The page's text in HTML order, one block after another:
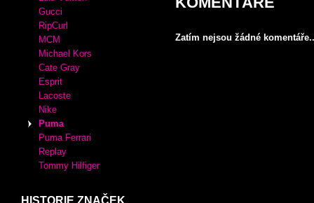
Crocs
Desigual
XTI
MIU MIU
KABELKY
Adidas
Luis Vuitton
Gucci
RipCurl
MCM
Michael Kors
Cate Gray
Lacoste